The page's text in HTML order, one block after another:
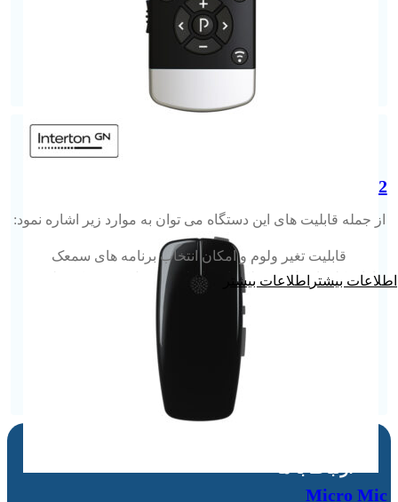
مکالمه
امکان مکالمه تا 6 ساعت بدون نیاز به شارژ مجدد و نگه داری شارژ به
Remote Control 2
از جمله قابلیت های این دستگاه می توان به موارد زیر اشاره نمود:
قابلیت تغیر ولوم و امکان انتخاب برنامه های سمعک
Streamer ، Multi Mic ، Micro Mic
دارای صفحه نمایش با قابلیت نمایش برنامه انتخاب شده، میزان ولوم
سمعک و هم چنین میزان شارژ باتری ریموت
اطلاعات بیشتر
Micro Mic